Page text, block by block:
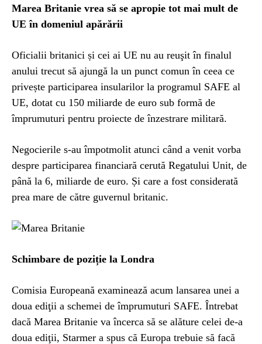
Marea Britanie vrea să se apropie tot mai mult de
UE în domeniul apărării
Oficialii britanici și cei ai UE nu au reuşit în finalul
anului trecut să ajungă la un punct comun în ceea ce
privește participarea insularilor la programul SAFE al
UE, dotat cu 150 miliarde de euro sub formă de
împrumuturi pentru proiecte de înzestrare militară.
Negocierile s-au împotmolit atunci când a venit vorba
despre participarea financiară cerută Regatului Unit, de
până la 6, miliarde de euro. Și care a fost considerată
prea mare de către guvernul britanic.
Schimbare de poziție la Londra
Comisia Europeană examinează acum lansarea unei a
doua ediţii a schemei de împrumuturi SAFE. Întrebat
dacă Marea Britanie va încerca să se alăture celei de-a
doua ediţii, Starmer a spus că Europa trebuie să facă